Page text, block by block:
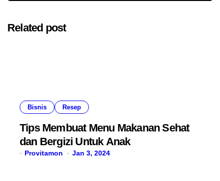
Related post
Bisnis Resep
Tips Membuat Menu Makanan Sehat
dan Bergizi Untuk Anak
Provitamon Jan 3, 2024